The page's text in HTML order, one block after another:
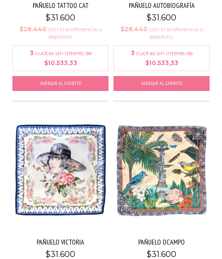
PAÑUELO TATTOO CAT
$31.600
$28.440 con transferencia o
depósito.
3 cuotas sin interés de
$10.533,33
AGREGAR AL CARRITO
PAÑUELO AUTOBIOGRAFÍA
$31.600
$28.440 con transferencia o
depósito.
3 cuotas sin interés de
$10.533,33
AGREGAR AL CARRITO
PAÑUELO VICTORIA
$31.600
PAÑUELO OCAMPO
$31.600